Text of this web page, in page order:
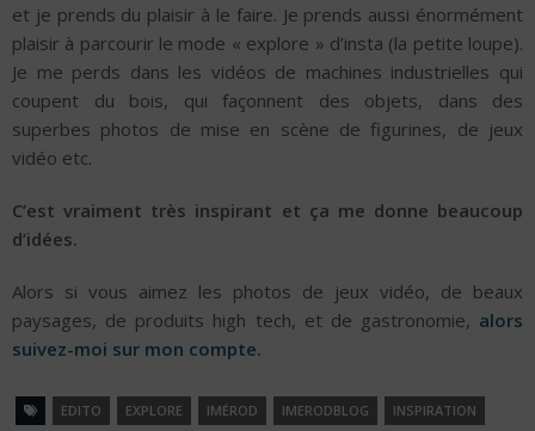
et je prends du plaisir à le faire. Je prends aussi énormément
plaisir à parcourir le mode « explore » d’insta (la petite loupe).
Je me perds dans les vidéos de machines industrielles qui
coupent du bois, qui façonnent des objets, dans des
superbes photos de mise en scène de figurines, de jeux
vidéo etc.
C’est vraiment très inspirant et ça me donne beaucoup
d’idées.
Alors si vous aimez les photos de jeux vidéo, de beaux
paysages, de produits high tech, et de gastronomie, alors
suivez-moi sur mon compte.
EDITO EXPLORE IMÉROD IMERODBLOG
INSPIRATION